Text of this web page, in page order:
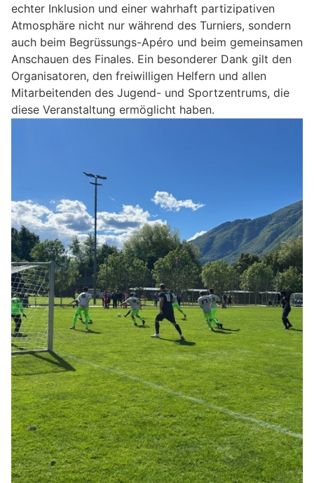
echter Inklusion und einer wahrhaft partizipativen
Atmosphäre nicht nur während des Turniers, sondern
auch beim Begrüssungs-Apéro und beim gemeinsamen
Anschauen des Finales. Ein besonderer Dank gilt den
Organisatoren, den freiwilligen Helfern und allen
Mitarbeitenden des Jugend- und Sportzentrums, die
diese Veranstaltung ermöglicht haben.